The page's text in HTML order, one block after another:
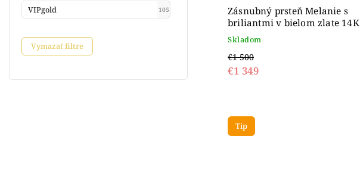
VIPgold 105
Vymazať filtre
Zásnubný prsteň Melanie s
briliantmi v bielom zlate 14K
Skladom
€1 500
€1 349
Tip